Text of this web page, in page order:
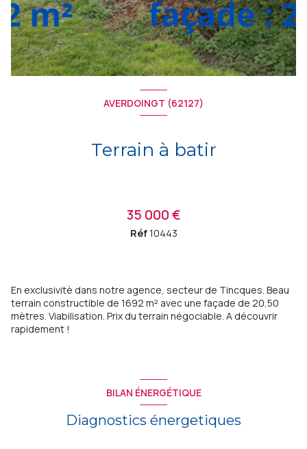
AVERDOINGT (62127)
Terrain à batir
35 000 €
Réf10443
En exclusivitè dans notre agence, secteur de Tincques. Beau
terrain constructible de 1692 m² avec une façade de 20,50
mètres. Viabilisation. Prix du terrain négociable. A découvrir
rapidement !
BILAN ÉNERGÉTIQUE
Diagnostics énergetiques